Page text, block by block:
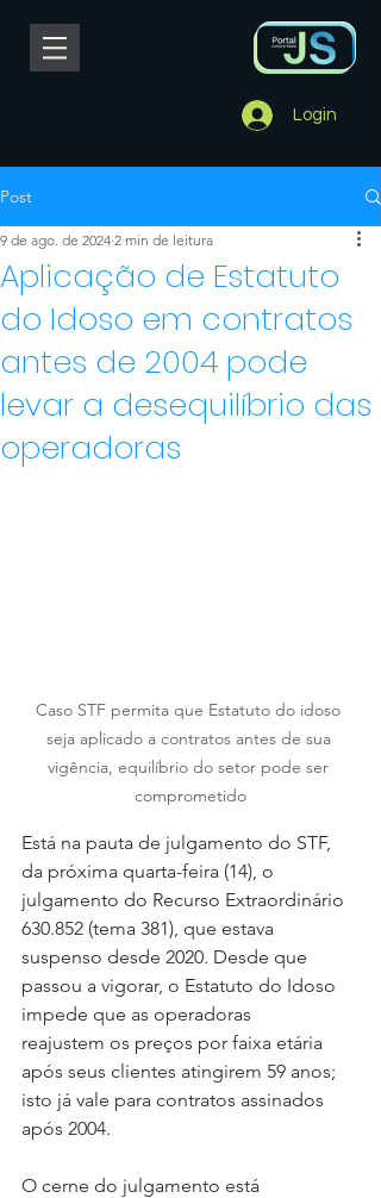
Login
Post
Aplicação de Estatuto
do Idoso em contratos
antes de 2004 pode
levar a desequilíbrio das
operadoras
9 de ago. de 2024 2 min de leitura
Caso STF permita que Estatuto do idoso
seja aplicado a contratos antes de sua
vigência, equilíbrio do setor pode ser
comprometido
Está na pauta de julgamento do STF,
da próxima quarta-feira (14), o
julgamento do Recurso Extraordinário
630.852 (tema 381), que estava
suspenso desde 2020. Desde que
passou a vigorar, o Estatuto do Idoso
impede que as operadoras
reajustem os preços por faixa etária
após seus clientes atingirem 59 anos;
isto já vale para contratos assinados
após 2004.
O cerne do julgamento está